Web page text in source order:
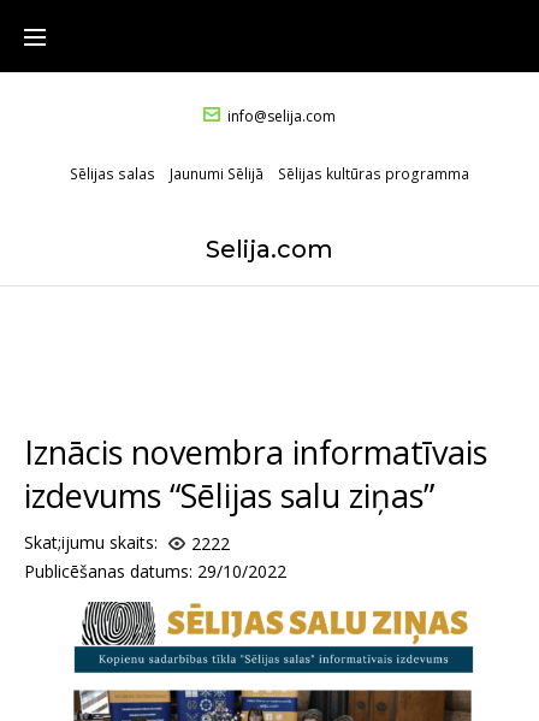
info@selija.com
Sēlijas salas Jaunumi Sēlijā Sēlijas kultūras programma
Selija.com
Iznācis novembra informatīvais
izdevums “Sēlijas salu ziņas”
Skat;ijumu skaits:
2222
Publicēšanas datums: 29/10/2022